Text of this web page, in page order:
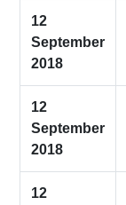
12
September
2018
12
September
2018
12